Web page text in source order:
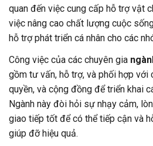
quan đến việc cung cấp hỗ trợ vật
việc nâng cao chất lượng cuộc
hỗ trợ phát triển cá nhân cho các
Công việc của các chuyên gia
gồm tư vấn, hỗ trợ, và phối hợp với
quyền, và cộng đồng để triển khai
Ngành này đòi hỏi sự nhạy cảm,
giao tiếp tốt để có thể tiếp cận và
giúp đỡ hiệu quả.